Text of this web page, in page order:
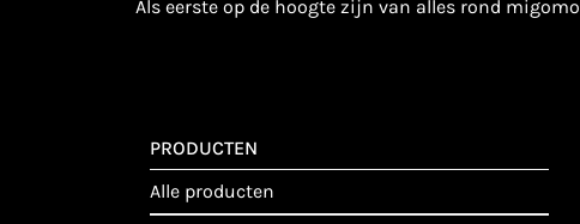
als eerste op de hoogte zijn van alles rond migomo
PRODUCTEN
alle producten